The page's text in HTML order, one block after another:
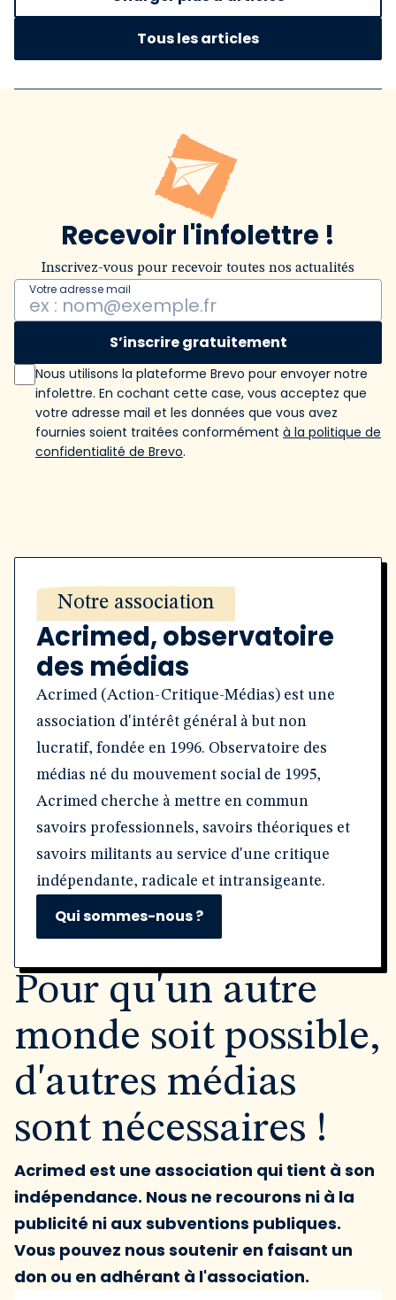
Tous les articles
Recevoir l'infolettre !
Inscrivez-vous pour recevoir toutes nos actualités
Votre adresse mail
S’inscrire gratuitement
Nous utilisons la plateforme Brevo pour envoyer notre
infolettre. En cochant cette case, vous acceptez que
votre adresse mail et les données que vous avez
fournies soient traitées conformément à la politique de
confidentialité de Brevo.
Notre association
Acrimed, observatoire
des médias
Acrimed (Action-Critique-Médias) est une
association d'intérêt général à but non
lucratif, fondée en 1996. Observatoire des
médias né du mouvement social de 1995,
Acrimed cherche à mettre en commun
savoirs professionnels, savoirs théoriques et
savoirs militants au service d'une critique
indépendante, radicale et intransigeante.
Qui sommes-nous ?
Pour qu'un autre
monde soit possible,
d'autres médias
sont nécessaires !
Acrimed est une association qui tient à son
indépendance. Nous ne recourons ni à la
publicité ni aux subventions publiques.
Vous pouvez nous soutenir en faisant un
don ou en adhérant à l'association.